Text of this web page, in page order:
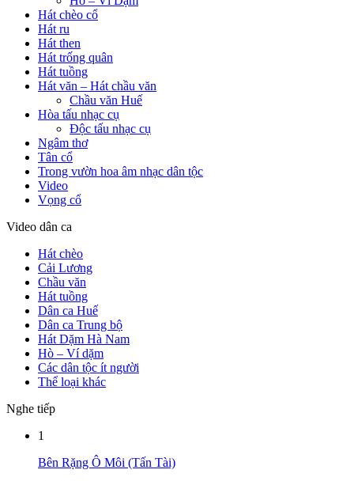
Hát chèo cổ
Hát ru
Hát then
Hát trống quân
Hát tuồng
Hát văn – Hát chầu văn
Chầu văn Huế
Hòa tấu nhạc cụ
Độc tấu nhạc cụ
Ngâm thơ
Tân cổ
Trong vườn hoa âm nhạc dân tộc
Video
Vọng cổ
Video dân ca
Hát chèo
Cải Lương
Chầu văn
Hát tuồng
Dân ca Huế
Dân ca Trung bộ
Hát Dặm Hà Nam
Hò – Ví dặm
Các dân tộc ít người
Thể loại khác
Nghe tiếp
1
Bên Rặng Ô Môi (Tấn Tài)